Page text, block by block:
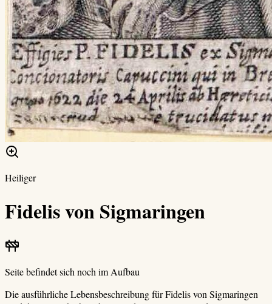
Heiliger
Fidelis von Sigmaringen
Seite befindet sich noch im Aufbau
Die ausführliche Lebensbeschreibung fürFidelis von Sigmaringen